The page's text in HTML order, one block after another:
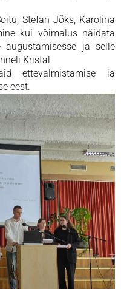
Stefan Jõks, Karolina
kui võimalus näidata
augustamisesse ja selle
Kristal.
ettevalmistamise ja
eest.